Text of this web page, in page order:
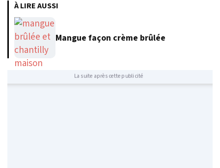
À LIRE AUSSI
Mangue façon crème brûlée
La suite après cette publicité